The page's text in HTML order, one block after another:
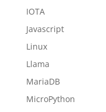
IOTA
Javascript
Linux
Llama
MariaDB
MicroPython